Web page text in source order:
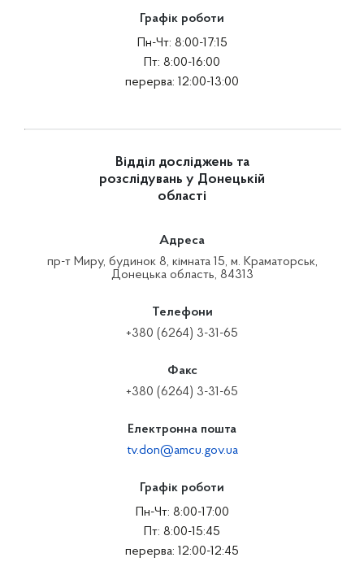
Графік роботи
Пн-Чт: 8:00-17:15
Пт: 8:00-16:00
перерва: 12:00-13:00
Відділ досліджень та
розслідувань у Донецькій
області
Адреса
пр-т Миру, будинок 8, кімната 15, м. Краматорськ,
Донецька область, 84313
Телефони
+380 (6264) 3-31-65
Факс
+380 (6264) 3-31-65
Електронна пошта
tv.don@amcu.gov.ua
Графік роботи
Пн-Чт: 8:00-17:00
Пт: 8:00-15:45
перерва: 12:00-12:45